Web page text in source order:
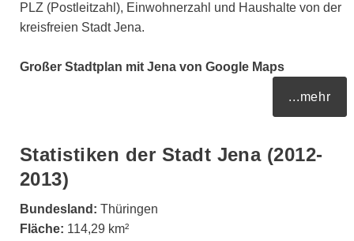
PLZ (Postleitzahl), Einwohnerzahl und Haushalte von der
kreisfreien Stadt Jena.
Großer Stadtplan mit Jena von Google Maps
...mehr
Statistiken der Stadt Jena (2012-
2013)
Bundesland: Thüringen
Fläche: 114,29 km²